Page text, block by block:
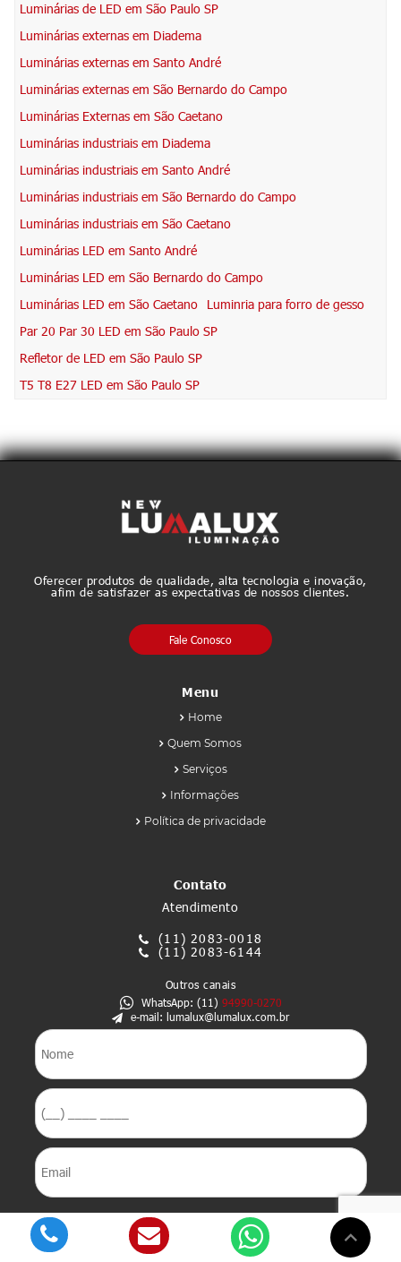
Luminárias de LED em São Paulo SP
Luminárias externas em Diadema
Luminárias externas em Santo André
Luminárias externas em São Bernardo do Campo
Luminárias Externas em São Caetano
Luminárias industriais em Diadema
Luminárias industriais em Santo André
Luminárias industriais em São Bernardo do Campo
Luminárias industriais em São Caetano
Luminárias LED em Santo André
Luminárias LED em São Bernardo do Campo
Luminárias LED em São Caetano
Luminria para forro de gesso
Par 20 Par 30 LED em São Paulo SP
Refletor de LED em São Paulo SP
T5 T8 E27 LED em São Paulo SP
Oferecer produtos de qualidade, alta tecnologia e inovação,
afim de satisfazer as expectativas de nossos clientes.
Fale Conosco
Menu
Home
Quem Somos
Serviços
Informações
Política de privacidade
Contato
Atendimento
(11) 2083-0018
(11) 2083-6144
Outros canais
WhatsApp: (11) 94990-0270
e-mail: lumalux@lumalux.com.br